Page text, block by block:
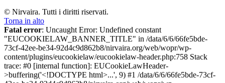
© Nirvaira. Tutti i diritti riservati.
Torna in alto
Fatal error: Uncaught Error: Undefined constant
"EUCOOKIELAW_BANNER_TITLE" in /data/6/6/66fe5bde-
73cf-42ee-be34-92d4c9d862b8/nirvaira.org/web/wopr/wp-
content/plugins/eucookielaw/eucookielaw-header.php:758 Stack
trace: #0 [internal function]: EUCookieLawHeader-
>buffering('<!DOCTYPE html>...', 9) #1 /data/6/6/66fe5bde-73cf-